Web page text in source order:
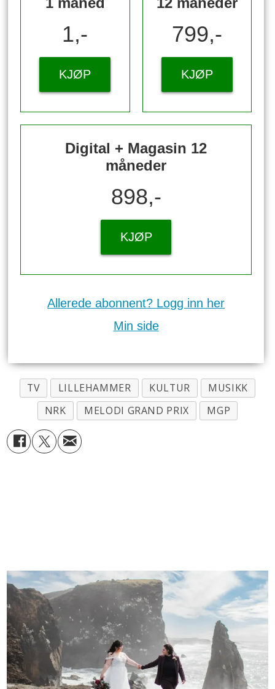
1,-
KJØP
799,-
KJØP
Digital + Magasin 12
måneder
898,-
KJØP
Allerede abonnent? Logg inn her
Min side
TV LILLEHAMMER KULTUR
MUSIKK
NRK
MELODI GRAND PRIX MGP